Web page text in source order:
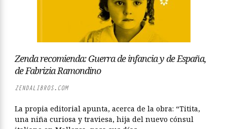
Zenda recomienda: Guerra de infancia y de España,
de Fabrizia Ramondino
ZENDALIBROS.COM
La propia editorial apunta, acerca de la obra: “Titita,
una niña curiosa y traviesa, hija del nuevo cónsul